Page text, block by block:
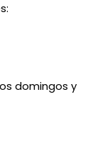
domingos y